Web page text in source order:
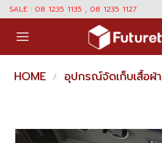
Skip
content
SALE : 08 1235 1135 , 08 1235 1127
HOME / อุปกรณ์จัดเก็บเสื้อผ้า